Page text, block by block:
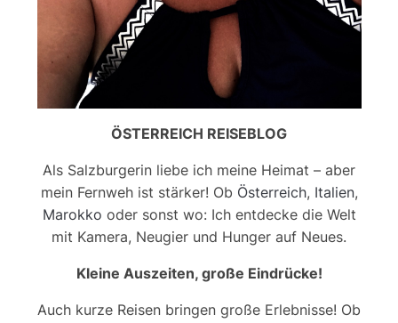
ÖSTERREICH REISEBLOG
Als Salzburgerin liebe ich meine Heimat – aber
mein Fernweh ist stärker! Ob Österreich, Italien,
Marokko oder sonst wo: Ich entdecke die Welt
mit Kamera, Neugier und Hunger auf Neues.
Kleine Auszeiten, große Eindrücke!
Auch kurze Reisen bringen große Erlebnisse! Ob